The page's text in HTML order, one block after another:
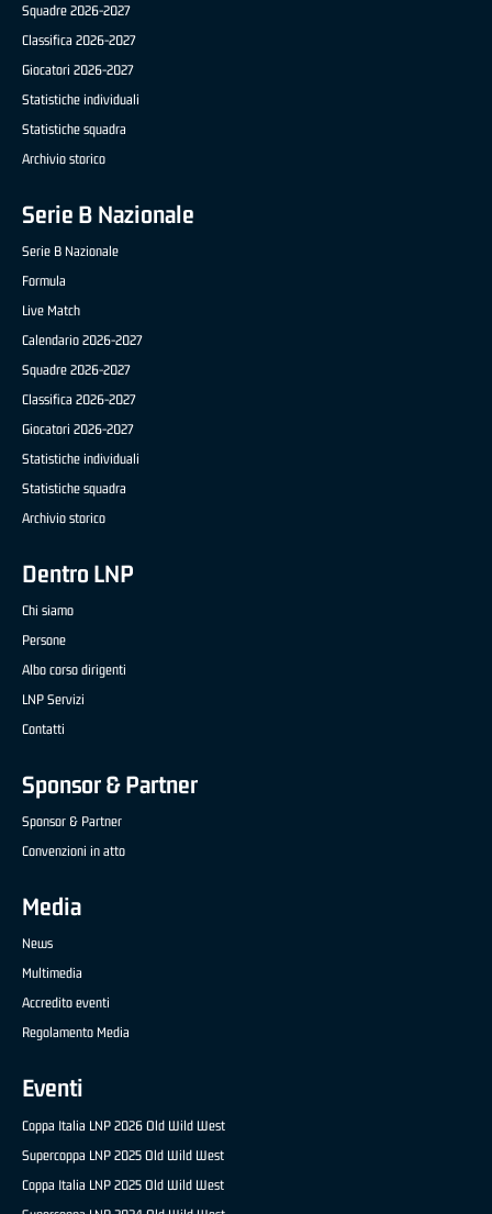
Squadre 2026-2027
Classifica 2026-2027
Giocatori 2026-2027
Statistiche individuali
Statistiche squadra
Archivio storico
Serie B Nazionale
Serie B Nazionale
Formula
Live Match
Calendario 2026-2027
Squadre 2026-2027
Classifica 2026-2027
Giocatori 2026-2027
Statistiche individuali
Statistiche squadra
Archivio storico
Dentro LNP
Chi siamo
Persone
Albo corso dirigenti
LNP Servizi
Contatti
Sponsor & Partner
Sponsor & Partner
Convenzioni in atto
Media
News
Multimedia
Accredito eventi
Regolamento Media
Eventi
Coppa Italia LNP 2026 Old Wild West
Supercoppa LNP 2025 Old Wild West
Coppa Italia LNP 2025 Old Wild West